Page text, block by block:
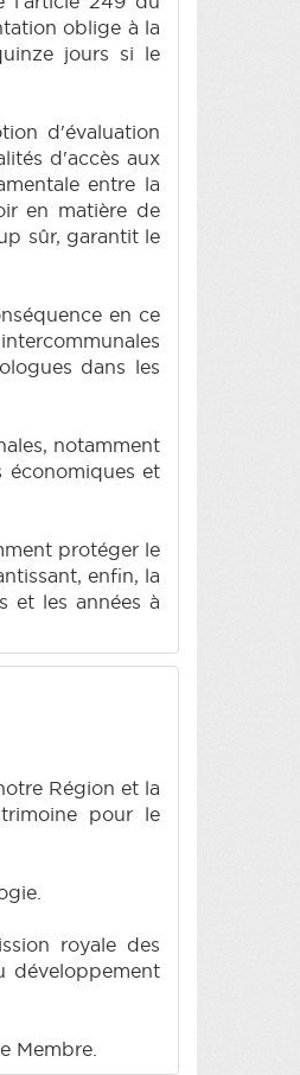
oblige à la
jours si le
d'évaluation
d'accès aux
entre la
en matière de
sûr, garantit le
en ce
dans les
notamment
économiques et
protéger le
enfin, la
et les années à
Région et la
pour le
royale des
développement
Membre.